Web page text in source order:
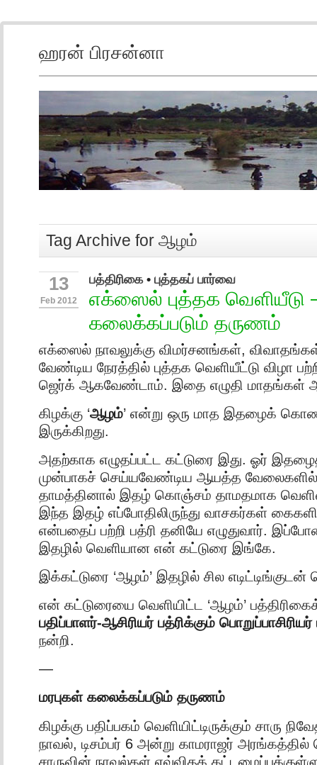
ஹரன் பிரசன்னா
Tag Archive for ஆழம்
13
Feb 2012
பத்திரிகை• புத்தகப் பார்வை
எக்ஸைல் புத்தக வெளியீடு
கலைக்கப்படும் தருணம்
எக்ஸைல் நாவலுக்கு விமர்சனங்கள்,
வேண்டிய நேரத்தில் புத்தக வெளியீட்டு விழா
ஜெர்க் ஆகவேண்டாம். இதை எழுதி மாதங்கள்
கிழக்கு ‘ஆழம்’ என்று ஒரு மாத இதழைக்
இருக்கிறது.
அதற்காக எழுதப்பட்ட கட்டுரை இது. ஓர்
முன்பாகச் செய்யவேண்டிய ஆயத்த வேலைகளில்
தாமத்தினால் இதழ் கொஞ்சம் தாமதமாக
இந்த இதழ் எப்போதிலிருந்து வாசகர்கள்
என்பதைப் பற்றி பத்ரி தனியே எழுதுவார்.
இதழில் வெளியான என் கட்டுரை இங்கே.
இக்கட்டுரை ‘ஆழம்’ இதழில் சில எடிட்டிங்குடன்
என் கட்டுரையை வெளியிட்ட ‘ஆழம்’
பதிப்பாளர்-ஆசிரியர் பத்ரிக்கும்
நன்றி.
—
மரபுகள் கலைக்கப்படும் தருணம்
கிழக்கு பதிப்பகம் வெளியிட்டிருக்கும் சாரு
நாவல், டிசம்பர் 6 அன்று காமராஜர் அரங்கத்தில்
சாருவின் நாவல்கள் எவ்விதக்